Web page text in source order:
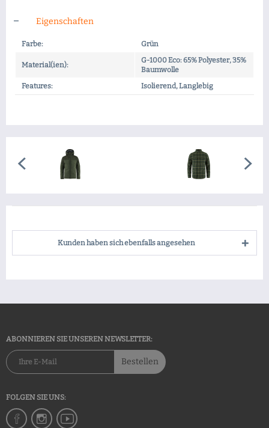
Eigenschaften
Farbe: Grün
Material(ien):
G-1000 Eco: 65% Polyester, 35%
Baumwolle
Features:
Isolierend, Langlebig
Kunden haben sich ebenfalls angesehen
ABONNIEREN SIE UNSEREN NEWSLETTER:
Bestellen
FOLGEN SIE UNS: